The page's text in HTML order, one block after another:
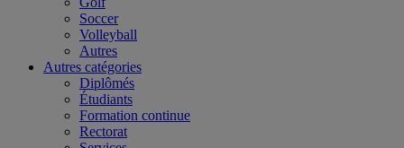
Soccer
Volleyball
Autres
Autres catégories
Diplômés
Étudiants
Formation continue
Rectorat